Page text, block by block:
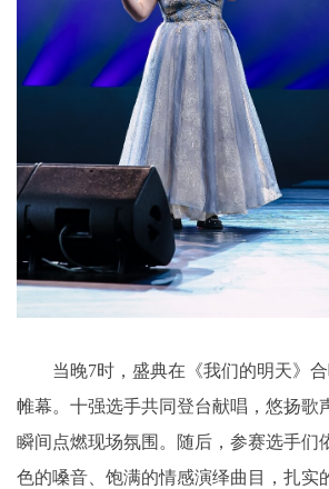
当晚7时，盛典在《我们的明天》合
帷幕。十强选手共同登台献唱，悠扬歌
瞬间点燃现场氛围。随后，参赛选手们
色的嗓音、饱满的情感演绎曲目，扎实